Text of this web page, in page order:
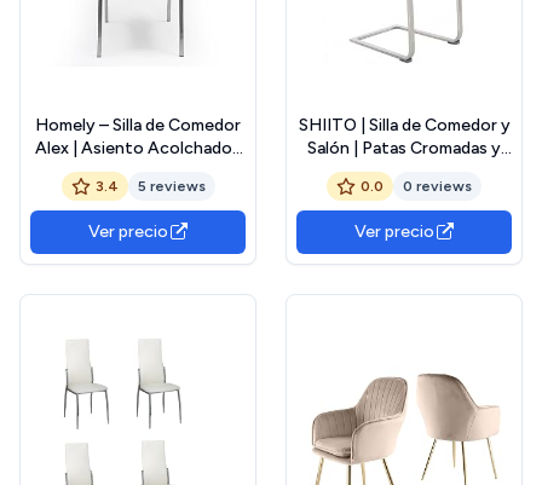
Homely – Silla de Comedor
Alex | Asiento Acolchado |
Diseño Moderno | Patas
Cromadas | Silla para
Comedor, Cocina,
Dormitorio | Medidas
44x61x97 cm | Color
3.4 5 reviews
Ver precio
SHIITO | Silla de Comedor y
Salón | Patas Cromadas y
Respaldo de Madera |
Modelo Sensei
0.0 0 reviews
Ver precio